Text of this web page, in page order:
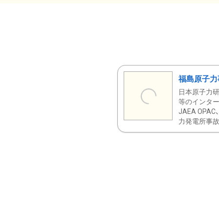
福島原子
日本原子力
等のインタ
JAEA OPAC
力発電所事